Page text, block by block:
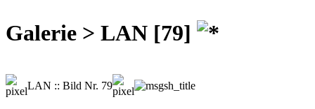
Galerie > LAN [79]
LAN :: Bild Nr. 79